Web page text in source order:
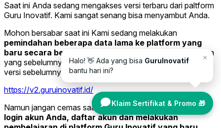
×
Halo! 👋 Ada yang bisa GuruInovatif
bantu hari ini?
Klaim Sertifikat & Promo 🎁
Saat ini Anda sedang mengakses versi terbaru dari paltform
Guru Inovatif. Kami sangat senang bisa menyambut Anda.
Mohon bersabar saat ini Kami sedang melakukan
pemindahan beberapa data lama ke platform yang
baru secara bertahap.
Jika Anda ingin melihat data Anda
yang sebelumnya, silakan kunjungi website Guruinovatif
versi sebelumnya di tautan di bawah ini.
https://v2.guruinovatif.id/
Namun jangan cemas saat ini Anda sudah bisa melakukan
login akun Anda, daftar akun dan melakukan